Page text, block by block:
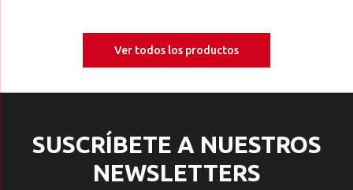
Ver todos los productos
SUSCRÍBETE A NUESTROS
NEWSLETTERS